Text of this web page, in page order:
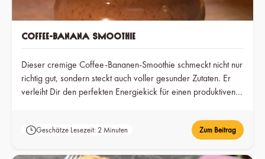
Coffee-Banana Smoothie
Dieser cremige Coffee-Bananen-Smoothie schmeckt nicht nur
richtig gut, sondern steckt auch voller gesunder Zutaten. Er
verleiht Dir den perfekten Energiekick für einen produktiven
Geschätze Lesezeit: 2 Minuten Zum Beitrag